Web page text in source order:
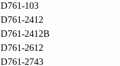
D761-103
D761-2412
D761-2412B
D761-2612
D761-2743